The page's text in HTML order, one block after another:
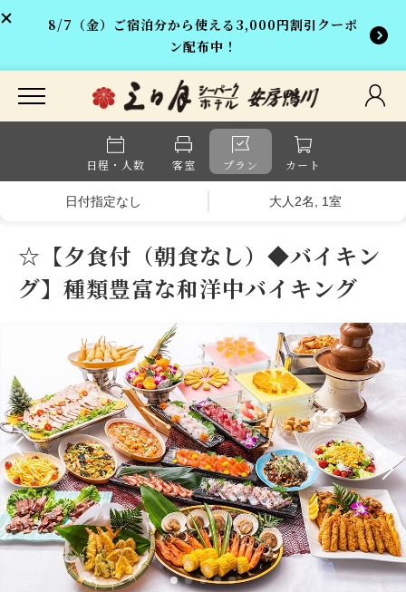
8/7（金）ご宿泊分から使える3,000円割引クーポ
ン配布中！
日程・人数 客室 プラン カート
日付指定なし 大人2名, 1室
☆【夕食付（朝食なし）◆バイキン
グ】種類豊富な和洋中バイキング